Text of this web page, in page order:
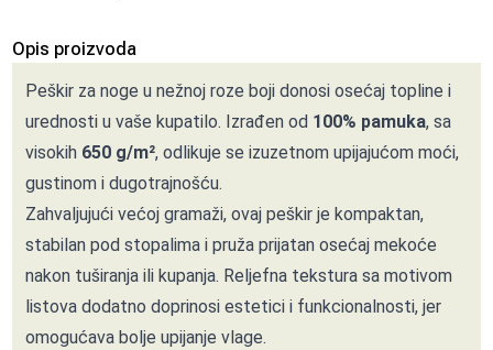
Opis proizvoda
Peškir za noge u nežnoj roze boji donosi osećaj topline i
urednosti u vaše kupatilo. Izrađen od 100% pamuka, sa
visokih 650 g/m², odlikuje se izuzetnom upijajućom moći,
gustinom i dugotrajnošću.
Zahvaljujući većoj gramaži, ovaj peškir je kompaktan,
stabilan pod stopalima i pruža prijatan osećaj mekoće
nakon tuširanja ili kupanja. Reljefna tekstura sa motivom
listova dodatno doprinosi estetici i funkcionalnosti, jer
omogućava bolje upijanje vlage.